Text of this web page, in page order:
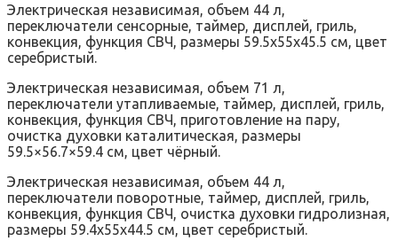
Электрическая независимая, объем 44 л,
переключатели сенсорные, таймер, дисплей, гриль,
конвекция, функция СВЧ, размеры 59.5x55x45.5 см, цвет
серебристый.
Электрическая независимая, объем 71 л,
переключатели утапливаемые, таймер, дисплей, гриль,
конвекция, функция СВЧ, приготовление на пару,
очистка духовки каталитическая, размеры
59.5×56.7×59.4 см, цвет чёрный.
Электрическая независимая, объем 44 л,
переключатели поворотные, таймер, дисплей, гриль,
конвекция, функция СВЧ, очистка духовки гидролизная,
размеры 59.4x55x44.5 см, цвет серебристый.